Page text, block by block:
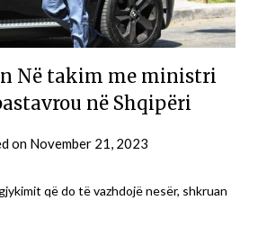
Në takim me ministri
në Shqipëri
on November 21, 2023
që do të vazhdojë nesër, shkruan